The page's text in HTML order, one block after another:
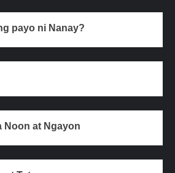
payo ni Nanay?
Noon at Ngayon